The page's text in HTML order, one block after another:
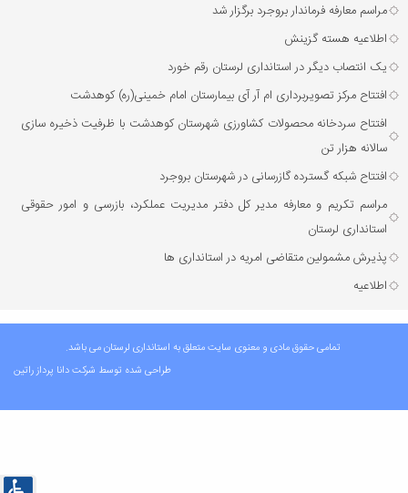
مراسم معارفه فرماندار بروجرد برگزار شد
اطلاعیه هسته گزینش
یک انتصاب دیگر در استانداری لرستان رقم خورد
افتتاح مرکز تصویربرداری ام آر آی بیمارستان امام خمینی(ره) کوهدشت
افتتاح سردخانه محصولات کشاورزی شهرستان کوهدشت با ظرفیت ذخیره‌ سازی
سالانه هزار تن
افتتاح شبکه گسترده گازرسانی در شهرستان بروجرد
مراسم تکریم و معارفه مدیر کل دفتر مدیریت عملکرد، بازرسی و امور حقوقی
استانداری لرستان
پذیرش مشمولین متقاضی امریه در استانداری ها
اطلاعیه
تمامی حقوق مادی و معنوی سایت متعلق به استانداری لرستان می باشد.
طراحی شده توسط شرکتدانا پرداز راتین